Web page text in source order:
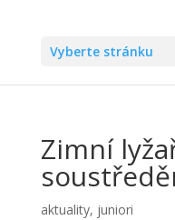
Vyberte stránku
Zimní
aktuality, juniori